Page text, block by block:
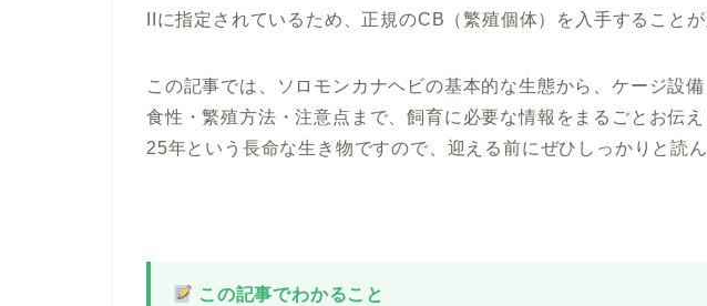
IIに指定されているため、正規のCB（繁殖個体）を入手することが
この記事では、ソロモンカナヘビの基本的な生態から、ケージ設
食性・繁殖方法・注意点まで、飼育に必要な情報をまるごとお伝
25年という長命な生き物ですので、迎える前にぜひしっかりと読
この記事でわかること